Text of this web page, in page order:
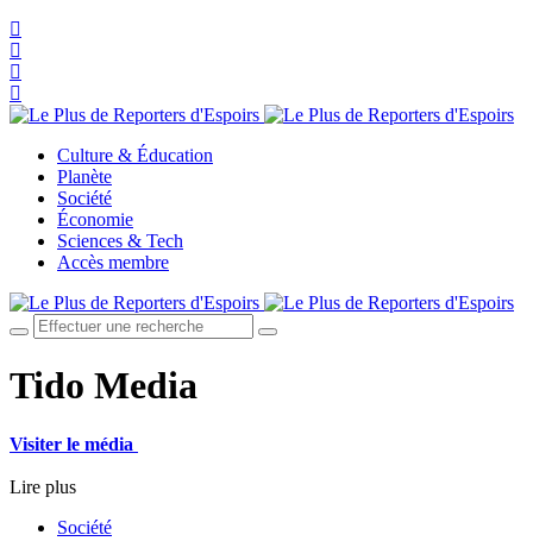
Culture & Éducation
Planète
Société
Économie
Sciences & Tech
Accès membre
Tido Media
Visiter le média
Lire plus
Société